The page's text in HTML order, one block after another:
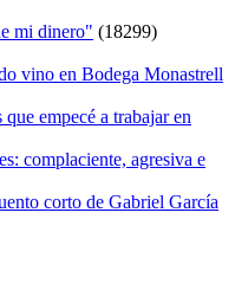
mi dinero" (18299)
vino en Bodega Monastrell
empecé a trabajar en
complaciente, agresiva e
corto de Gabriel García